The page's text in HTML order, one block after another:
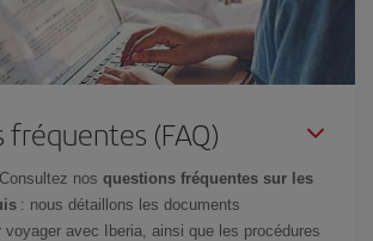
fréquentes (FAQ)
nos questions fréquentes sur les
: nous détaillons les documents
voyager avec Iberia, ainsi que les procédures